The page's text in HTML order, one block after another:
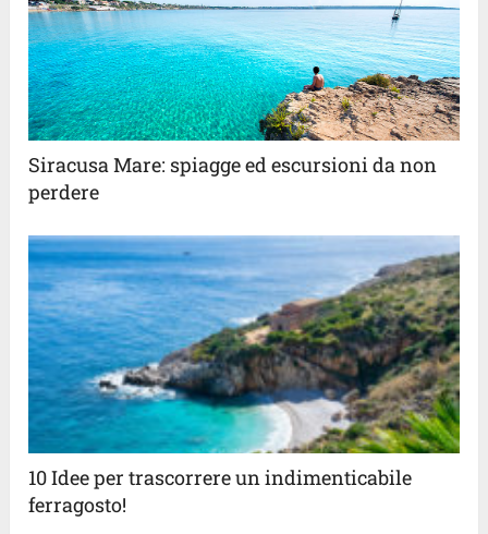
Siracusa Mare: spiagge ed escursioni da non
perdere
10 Idee per trascorrere un indimenticabile
ferragosto!